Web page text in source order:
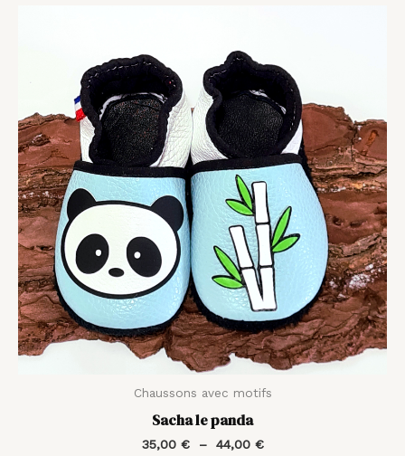
Chaussons avec motifs
Sacha le panda
35,00 € – 44,00 €
35,00 €
à
44,00 €